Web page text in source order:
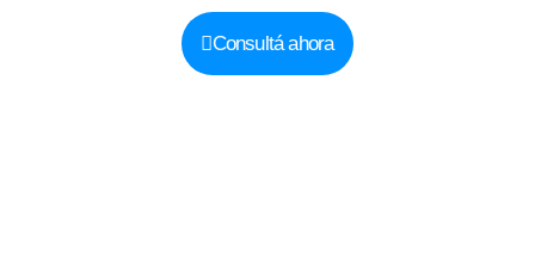
Consultá ahora